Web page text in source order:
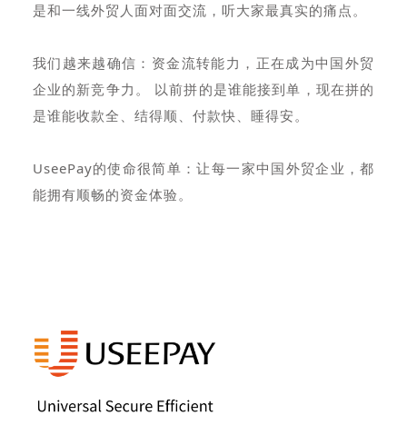
是和一线外贸人面对面交流，听大家最真实的痛点。
我们越来越确信：资金流转能力，正在成为中国外贸
企业的新竞争力。 以前拼的是谁能接到单，现在拼的
是谁能收款全、结得顺、付款快、睡得安。
UseePay的使命很简单：让每一家中国外贸企业，都
能拥有顺畅的资金体验。